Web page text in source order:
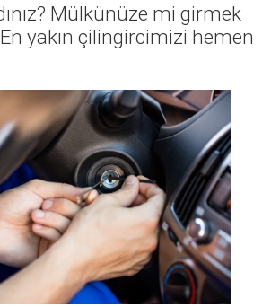
Mülkünüze mi girmek
yakın çilingircimizi hemen